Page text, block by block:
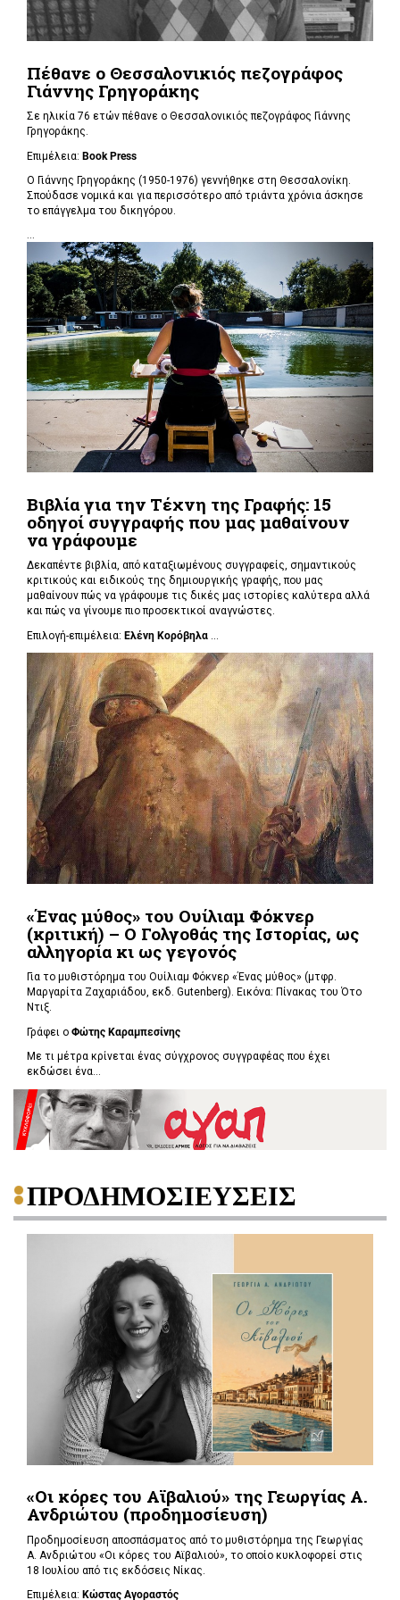
Πέθανε ο Θεσσαλονικιός πεζογράφος
Γιάννης Γρηγοράκης
Σε ηλικία 76 ετών πέθανε ο Θεσσαλονικιός πεζογράφος Γιάννης
Γρηγοράκης.
Επιμέλεια: Book Press
Ο Γιάννης Γρηγοράκης (1950-1976) γεννήθηκε στη Θεσσαλονίκη.
Σπούδασε νομικά και για περισσότερο από τριάντα χρόνια άσκησε
το επάγγελμα του δικηγόρου.
Βιβλία για την Τέχνη της Γραφής: 15
οδηγοί συγγραφής που μας μαθαίνουν
να γράφουμε
Δεκαπέντε βιβλία, από καταξιωμένους συγγραφείς, σημαντικούς
κριτικούς και ειδικούς της δημιουργικής γραφής, που μας
μαθαίνουν πώς να γράφουμε τις δικές μας ιστορίες καλύτερα αλλά
και πώς να γίνουμε πιο προσεκτικοί αναγνώστες.
Επιλογή-επιμέλεια: Ελένη Κορόβηλα
«Ένας μύθος» του Ουίλιαμ Φόκνερ
(κριτική) – Ο Γολγοθάς της Ιστορίας, ως
αλληγορία κι ως γεγονός
Για το μυθιστόρημα του Ουίλιαμ Φόκνερ «Ένας μύθος» (μτφρ.
Μαργαρίτα Ζαχαριάδου, εκδ. Gutenberg). Εικόνα: Πίνακας του Ότο
Ντιξ.
Γράφει ο Φώτης Καραμπεσίνης
Με τι μέτρα κρίνεται ένας σύγχρονος συγγραφέας που έχει
εκδώσει ένα...
ΠΡΟΔΗΜΟΣΙΕΥΣΕΙΣ
«Οι κόρες του Αϊβαλιού» της Γεωργίας Α.
Ανδριώτου (προδημοσίευση)
Προδημοσίευση αποσπάσματος από το μυθιστόρημα της Γεωργίας
Α. Ανδριώτου «Οι κόρες του Αϊβαλιού», το οποίο κυκλοφορεί στις
18 Ιουλίου από τις εκδόσεις Νίκας.
Επιμέλεια: Κώστας Αγοραστός